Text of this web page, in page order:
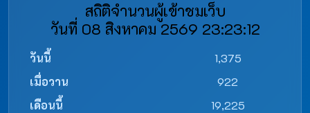
สถิติจำนวนผู้เข้าชมเว็บ
วันที่ 08 สิงหาคม 2569 23:23:12
วันนี้
1,375
เมื่อวาน
922
เดือนนี้
19,225